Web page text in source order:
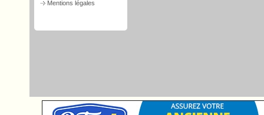
Mentions légales